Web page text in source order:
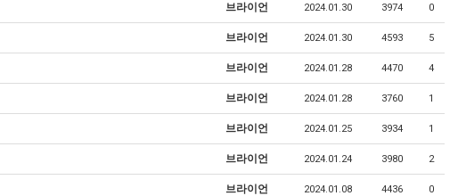
브라이언 2024.01.30 3974 0
브라이언 2024.01.30 4593 5
브라이언 2024.01.28 4470 4
브라이언 2024.01.28 3760 1
브라이언 2024.01.25 3934 1
브라이언 2024.01.24 3980 2
브라이언 2024.01.08 4436 0